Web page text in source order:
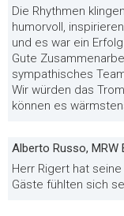
Die Rhythmen
humorvoll,
und es war ein
Gute
sympathisches
Wir würden das
können es
Alberto Russo, MRW
Herr Rigert hat
Gäste fühlten sich